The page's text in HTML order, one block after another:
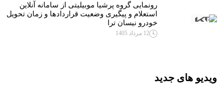
رونمایی گروه پرشیا موبیلیتی از سامانه آنلاین
استعلام و پیگیری وضعیت قراردادها و زمان تحویل
خودرو نیسان ترا
12 مرداد 1405
ویدیو های جدید